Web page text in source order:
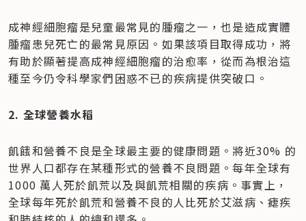
成神經細胞瘤是兒童最常見的腫瘤之一，也是造成實體
腫瘤患兒死亡的最常見原因。如果該項目取得成功，將
有助於顯著提高成神經細胞瘤的治愈率，從而為根治這
種至今仍令科學家們困惑不已的疾病提供突破口。
2. 全球營養水稻
飢餓和營養不良是全球最主要的健康問題。將近30% 的
世界人口都存在某種形式的營養不良問題。每年全球有
1000 萬人死於飢荒以及與飢荒相關的疾病。事實上，
全球每年死於飢荒和營養不良的人比死於艾滋病、瘧疾